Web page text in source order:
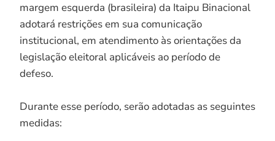
margem esquerda (brasileira) da Itaipu Binacional
adotará restrições em sua comunicação
institucional, em atendimento às orientações da
legislação eleitoral aplicáveis ao período de
defeso.
Durante esse período, serão adotadas as seguintes
medidas: